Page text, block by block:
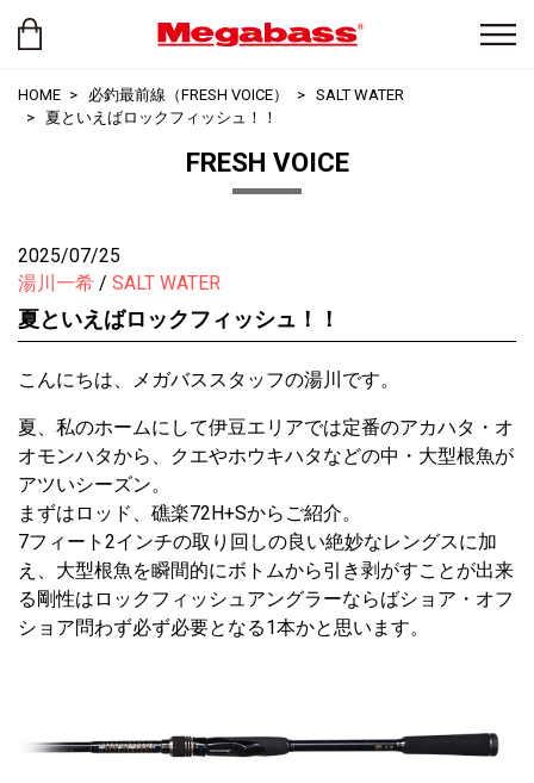
HOME 必釣最前線（FRESH VOICE）
SALT WATER
夏といえばロックフィッシュ！！
FRESH VOICE
2025/07/25
湯川一希
SALT WATER
夏といえばロックフィッシュ！！
こんにちは、メガバススタッフの湯川です。
夏、私のホームにして伊豆エリアでは定番のアカハタ・オ
オモンハタから、クエやホウキハタなどの中・大型根魚が
アツいシーズン。
まずはロッド、礁楽72H+Sからご紹介。
7フィート2インチの取り回しの良い絶妙なレングスに加
え、大型根魚を瞬間的にボトムから引き剥がすことが出来
る剛性はロックフィッシュアングラーならばショア・オフ
ショア問わず必ず必要となる1本かと思います。